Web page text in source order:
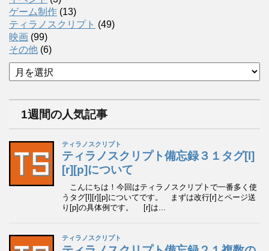
ゲーム制作 (13)
ティラノスクリプト (49)
映画 (99)
その他 (6)
ア
ー
1週間の人気記事